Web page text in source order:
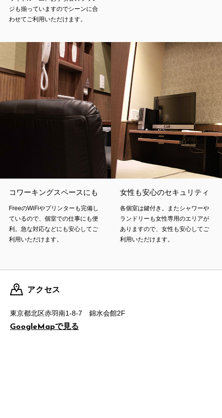
ジも揃っていますのでシーンに合
わせてご利用いただけます。
コワーキングスペースにも
FreeのWiFiやプリンターも完備し
ているので、個室での仕事にも便
利。急な対応などにも安心してご
利用いただけます。
女性も安心のセキュリティ
各個室は鍵付き。またシャワーや
ランドリーも女性専用のエリアが
ありますので、女性も安心してご
利用いただけます。
アクセス
東京都北区赤羽南1-8-7 錦水会館2F
GoogleMapで見る